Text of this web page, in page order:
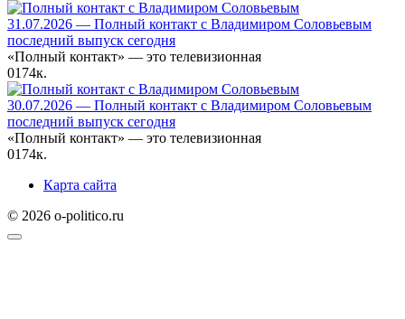
31.07.2026 — Полный контакт с Владимиром Соловьевым
последний выпуск сегодня
«Полный контакт» — это телевизионная
0174к.
30.07.2026 — Полный контакт с Владимиром Соловьевым
последний выпуск сегодня
«Полный контакт» — это телевизионная
0174к.
Карта сайта
© 2026 o-politico.ru